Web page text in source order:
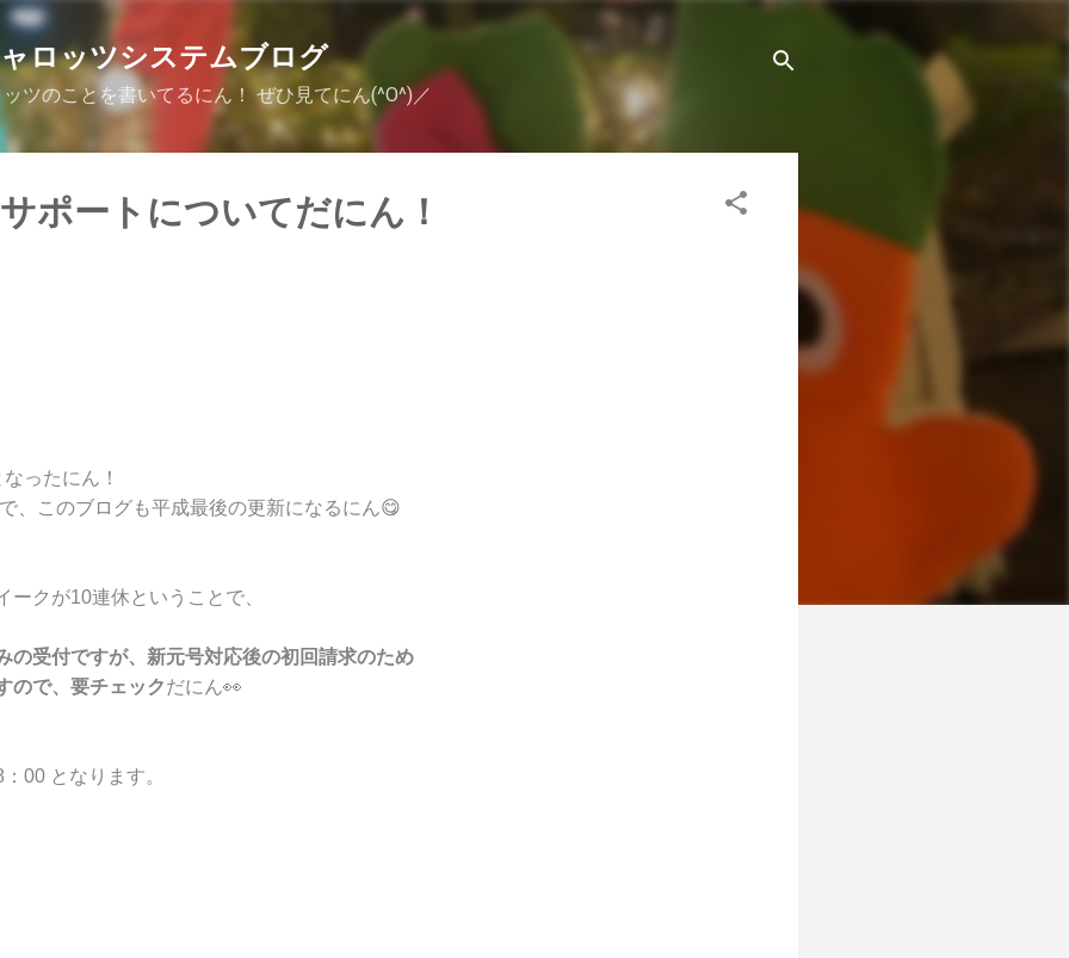
スキップしてメイン コンテンツに移動
ロッツシステムブログ
ツのことを書いてるにん！ ぜひ見てにん(^O^)／
ポートについてだにん！
ったにん！
、このブログも平成最後の更新になるにん😋
ークが10連休ということで、
の受付ですが、新元号対応後の初回請求のため
ので、要チェックだにん👀
00 となります。